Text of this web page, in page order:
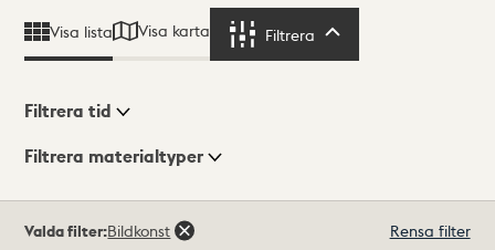
Visa lista Visa karta Filtrera
Visningsläge
Filtrera tid
Filtrera materialtyper
träffar
Valda filter:Bildkonst Rensa filter